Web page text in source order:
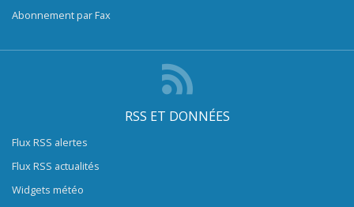
Abonnement par Fax
RSS ET DONNÉES
Flux RSS alertes
Flux RSS actualités
Widgets météo